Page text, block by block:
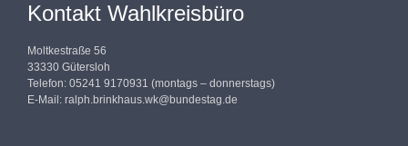
Kontakt Wahlkreisbüro
Moltkestraße 56
33330 Gütersloh
Telefon: 05241 9170931 (montags – donnerstags)
E-Mail: ralph.brinkhaus.wk@bundestag.de